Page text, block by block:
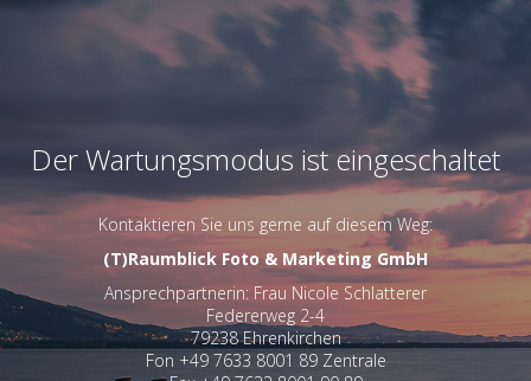
Der Wartungsmodus ist eingeschaltet
Kontaktieren Sie uns gerne auf diesem Weg:
(T)Raumblick Foto & Marketing GmbH
Ansprechpartnerin: Frau Nicole Schlatterer
Federerweg 2-4
79238 Ehrenkirchen
Fon +49 7633 8001 89 Zentrale